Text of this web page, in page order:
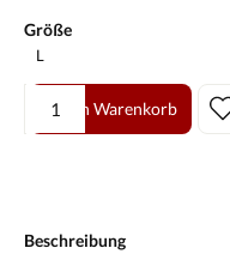
Größeauswählen
Produkt Anzahl: Gib den
In den Warenkorb
Beschreibung